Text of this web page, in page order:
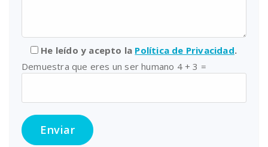
He leído y acepto la Política de Privacidad.
Demuestra que eres un ser humano 4 + 3 =